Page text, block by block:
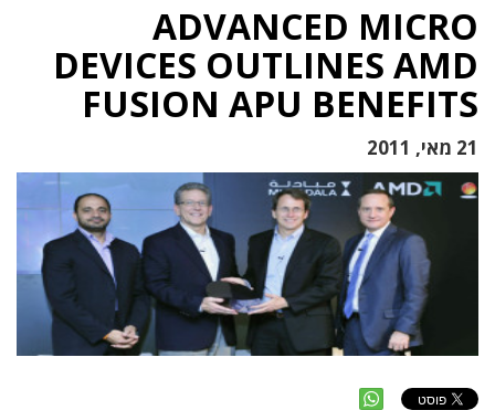
ADVANCED MICRO
DEVICES OUTLINES AMD
FUSION APU BENEFITS
21 מאי, 2011